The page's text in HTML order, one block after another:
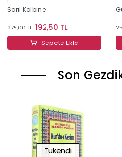
Sarıl Kalbine
275,00 TL 192,50 TL
Sepete Ekle
Son
Tükendi